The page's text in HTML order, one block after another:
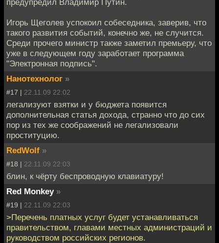
Игорь Щеголев успокоил собеседника, заверив, что
такого развития событий, конечно же, не случится.
Среди прочего министр также заметил премьеру, что
уже в следующем году заработает программа
"Электронная подпись".
Нанотехнолог »
#17 | 22.11.09 22:02
легализуют взятки и у бюджета появится
дополнительная статья дохода, странно что до сих
пор из тех же соображений не легализовали
проституцию.
RedWolf »
#18 | 22.11.09 22:03
блин, к чёрту беспроводную клавиатуру!
Red Monkey »
#19 | 22.11.09 22:03
>Перечень платных услуг будет устанавливаться
правительством, главами местных администраций и
руководством российских регионов.